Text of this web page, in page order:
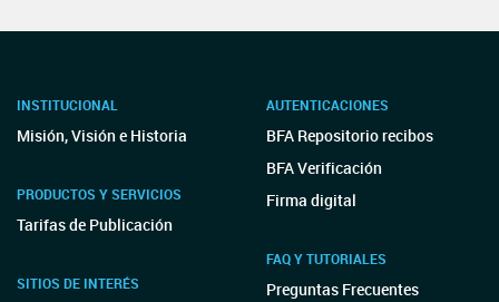
INSTITUCIONAL
Misión, Visión e Historia
PRODUCTOS Y SERVICIOS
Tarifas de Publicación
SITIOS DE INTERÉS
AUTENTICACIONES
BFA Repositorio recibos
BFA Verificación
Firma digital
FAQ Y TUTORIALES
Preguntas Frecuentes